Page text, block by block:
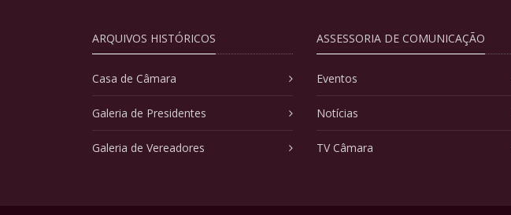
ARQUIVOS HISTÓRICOS
Casa de Câmara
Galeria de Presidentes
Galeria de Vereadores
ASSESSORIA DE COMUNICAÇÃO
Eventos
Notícias
TV Câmara